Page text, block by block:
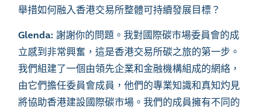
舉措如何融入香港交易所整體可持續發展目標？
Glenda: 謝謝你的問題。我對國際碳市場委員會的成
立感到非常興奮，這是香港交易所碳之旅的第一步。
我們組建了一個由領先企業和金融機構組成的網絡，
由它們擔任委員會成員，他們的專業知識和真知灼見
將協助香港建設國際碳市場。我們的成員擁有不同的